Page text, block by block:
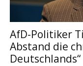
AfD-Politiker
Abstand die
Deutschlands“